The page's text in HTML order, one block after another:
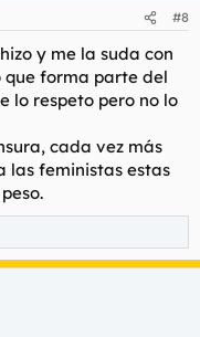
#8
y me la suda con
que forma parte del
lo respeto pero no lo
cada vez más
las feministas estas